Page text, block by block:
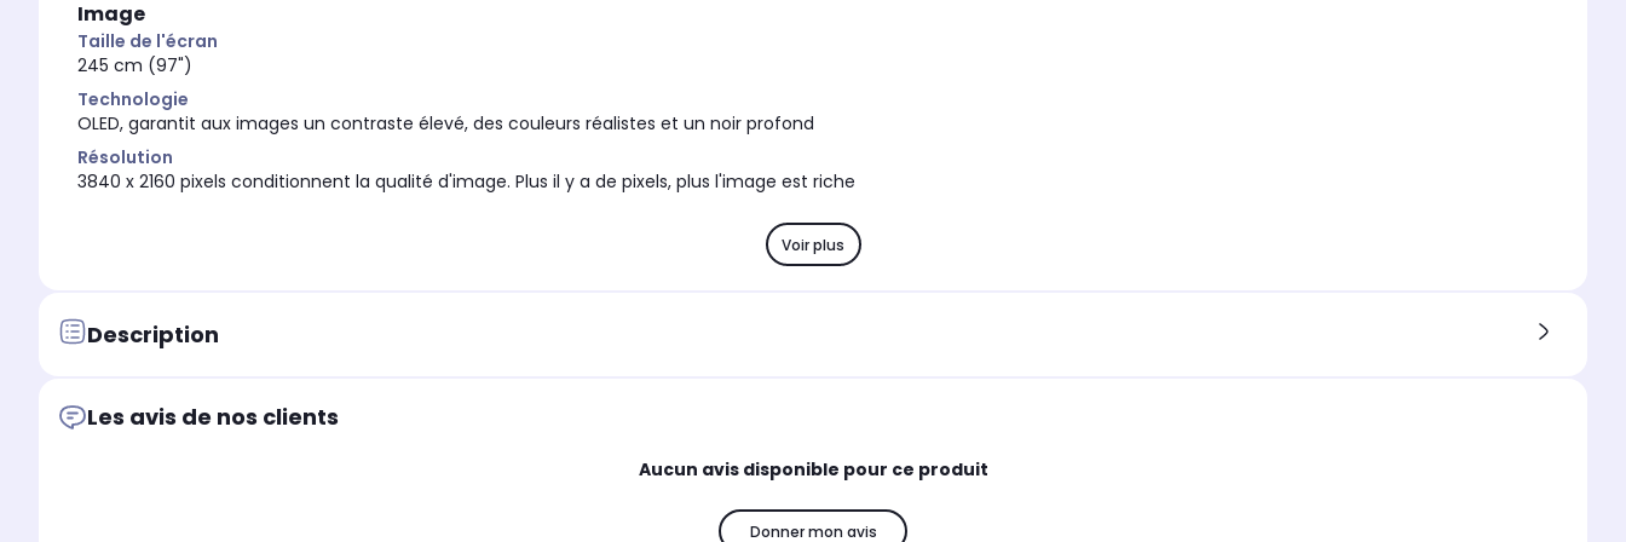
Image
Taille de l'écran
245 cm (97")
Technologie
OLED, garantit aux images un contraste élevé, des couleurs réalistes et un noir profond
Résolution
3840 x 2160 pixels conditionnent la qualité d'image. Plus il y a de pixels, plus l'image est riche
Voir plus
Description
Les avis de nos clients
Aucun avis disponible pour ce produit
Donner mon avis